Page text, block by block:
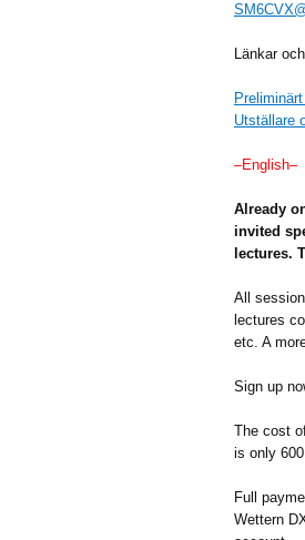
Länkar
Utställare
–English–
Already
invited
lectures.
All
lectures
etc. A
Sign up
The cost
is only
Full
Wettern